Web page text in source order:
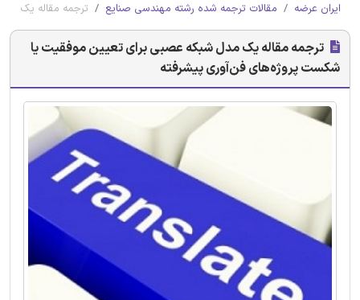
ایران عرضه مقالات ترجمه شده رشته مهندسی صنایع ترجمه مقاله یک
ترجمه مقاله یک مدل شبکه عصبی برای تعیین موفقیت یا
شکست پروژه‌های فن‌آوری پیشرفته